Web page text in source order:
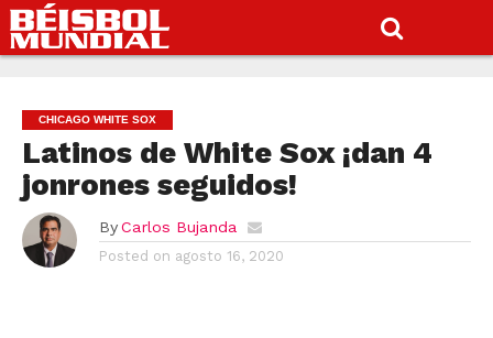
CHICAGO WHITE SOX
Latinos de White Sox ¡dan 4
jonrones seguidos!
By Carlos Bujanda
Posted on agosto 16, 2020